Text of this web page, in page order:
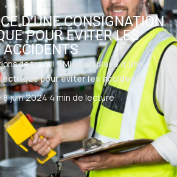
D’UNE CONSIGNATION
POUR ÉVITER LES
ACCIDENTS
de travail »Mise en place d’une
pour éviter les accidents
8 juin 2024·4 min de lecture